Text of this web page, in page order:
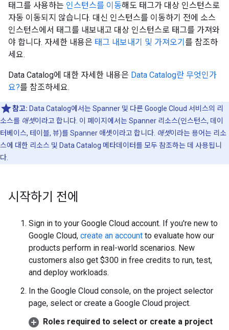
태그를 사용하는 인스턴스를 이동해도 태그가 대상 인스턴스로
자동 이동되지 않습니다. 대신 인스턴스를 이동하기 전에 소스
인스턴스에서 태그를 내보내고 대상 인스턴스로 태그를 가져와
야 합니다. 자세한 내용은 태그 내보내기 및 가져오기 를 참조하
세요.
Data Catalog에 대한 자세한 내용은 Data Catalog란 무엇인가
요?를 참조하세요.
참고: Data Catalog에서는 Spanner 및 다른 Google Cloud 서비스의 리
소스를 애셋이라고 합니다. 이 페이지에서는 Spanner 리소스(인스턴스, 데이
터베이스, 테이블, 뷰)를 Spanner 애셋이라고 합니다. 애셋이라는 용어는 리소
스에 대한 리소스 및 Data Catalog 메타데이터를 모두 참조하는 데 사용됩니
다.
시작하기 전에
Sign in to your Google Cloud account. If you're new to
Google Cloud, create an account to evaluate how our
products perform in real-world scenarios. New
customers also get $300 in free credits to run, test,
and deploy workloads.
In the Google Cloud console, on the project selector
page, select or create a Google Cloud project.
Roles required to select or create a project